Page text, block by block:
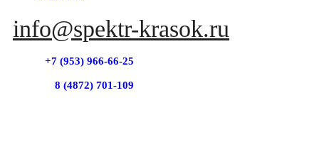
info@spektr-krasok.ru
+7 (953) 966-66-25
8 (4872) 701-109